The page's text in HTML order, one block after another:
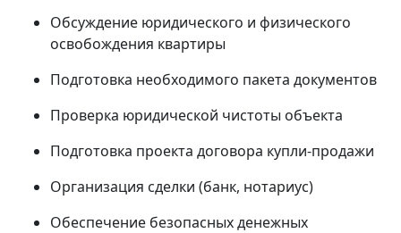
Обсуждение юридического и физического
освобождения квартиры
Подготовка необходимого пакета документов
Проверка юридической чистоты объекта
Подготовка проекта договора купли-продажи
Организация сделки (банк, нотариус)
Обеспечение безопасных денежных